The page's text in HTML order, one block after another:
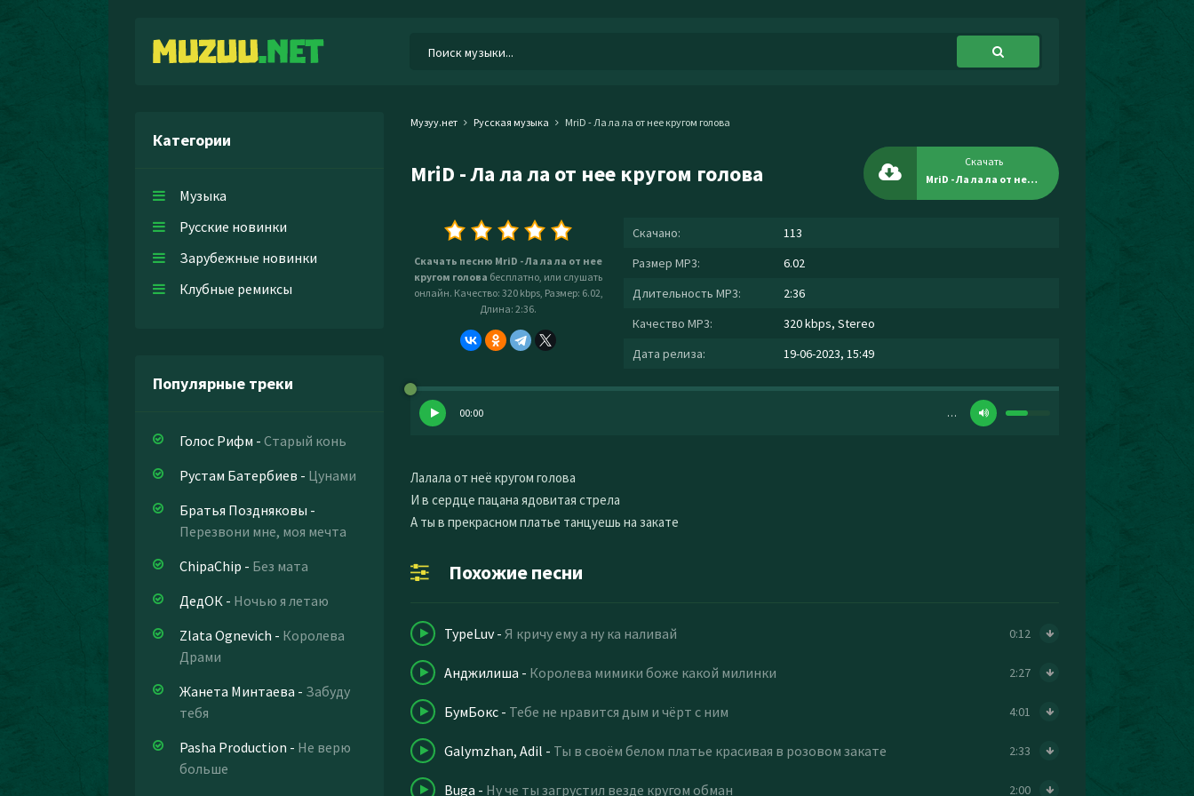
Категории
Музыка
Русские новинки
Зарубежные новинки
Клубные ремиксы
Популярные треки
Голос Рифм - Старый конь
Рустам Батербиев - Цунами
Братья Поздняковы -
Перезвони мне, моя мечта
ChipaChip - Без мата
ДедОК - Ночью я летаю
Zlata Ognevich - Королева
Драми
Жанета Минтаева - Забуду
тебя
Pasha Production - Не верю
больше
Музуу.нет Русская музыка MriD - Ла ла ла от нее кругом голова
MriD - Ла ла ла от нее кругом голова
Скачать
MriD - Ла ла ла от нее кругом голова
Скачать песню MriD - Ла ла ла от нее
кругом голова бесплатно, или слушать
онлайн. Качество: 320 kbps, Размер: 6.02,
Длина: 2:36.
Скачано:
113
Размер MP3:
6.02
Длительность MP3:
2:36
Качество MP3:
320 kbps, Stereo
Дата релиза:
19-06-2023, 15:49
00:00 …
Лалала от неё кругом голова
И в сердце пацана ядовитая стрела
А ты в прекрасном платье танцуешь на закате
Похожие песни
TypeLuv- Я кричу ему а ну ка наливай 0:12
Анджилиша - Королева мимики боже какой милинки 2:27
БумБокс - Тебе не нравится дым и чёрт с ним 4:01
Galymzhan, Adil - Ты в своём белом платье красивая в розовом закате 2:33
Buga - Ну че ты загрустил везде кругом обман 2:00